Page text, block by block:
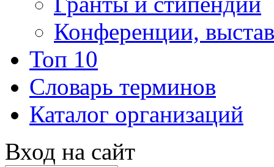
Конференции,
Топ 10
Словарь терминов
Каталог организаций
Вход на сайт